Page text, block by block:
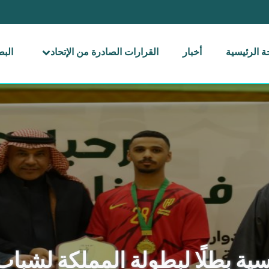
الرئيسية أخبار القرارات الصادرة من الإتحاد
بطلًا لبطولة المملكة